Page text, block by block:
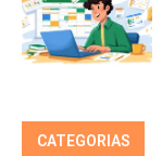
CATEGORIAS